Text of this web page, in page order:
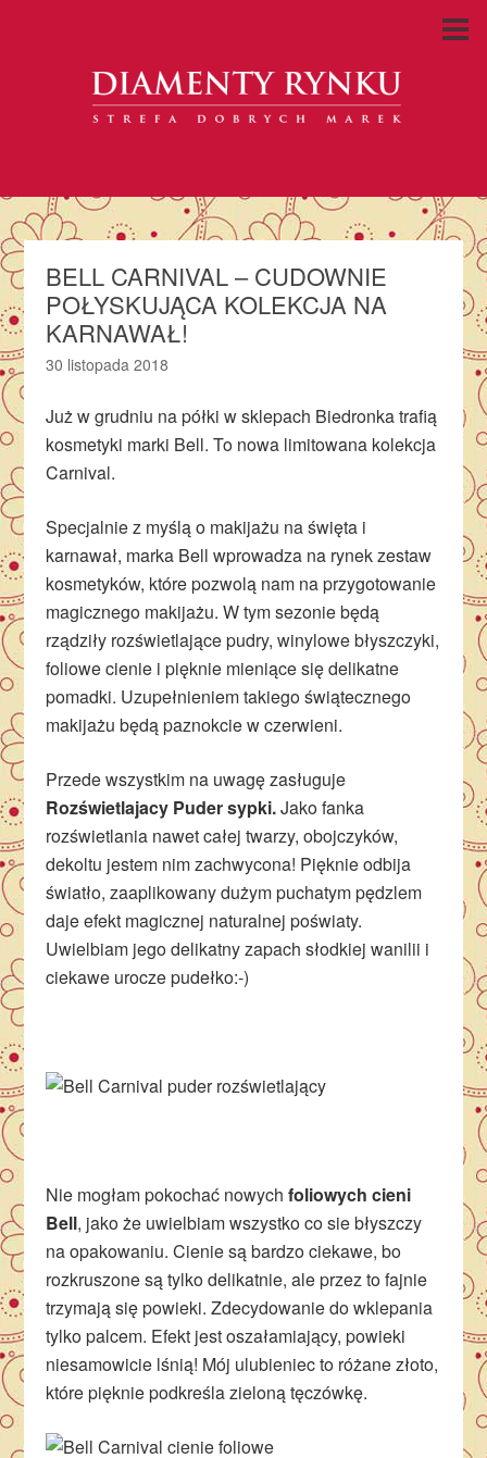
BELL CARNIVAL – CUDOWNIE
POŁYSKUJĄCA KOLEKCJA NA
KARNAWAŁ!
30 listopada 2018
Już w grudniu na półki w sklepach Biedronka trafią
kosmetyki marki Bell. To nowa limitowana kolekcja
Carnival.
Specjalnie z myślą o makijażu na święta i
karnawał, marka Bell wprowadza na rynek zestaw
kosmetyków, które pozwolą nam na przygotowanie
magicznego makijażu. W tym sezonie będą
rządziły rozświetlające pudry, winylowe błyszczyki,
foliowe cienie i pięknie mieniące się delikatne
pomadki. Uzupełnieniem takiego świątecznego
makijażu będą paznokcie w czerwieni.
Przede wszystkim na uwagę zasługuje
Rozświetlajacy Puder sypki.Jako fanka
rozświetlania nawet całej twarzy, obojczyków,
dekoltu jestem nim zachwycona! Pięknie odbija
światło, zaaplikowany dużym puchatym pędzlem
daje efekt magicznej naturalnej poświaty.
Uwielbiam jego delikatny zapach słodkiej wanilii i
ciekawe urocze pudełko:-)
Nie mogłam pokochać nowych foliowych cieni
Bell, jako że uwielbiam wszystko co sie błyszczy
na opakowaniu. Cienie są bardzo ciekawe, bo
rozkruszone są tylko delikatnie, ale przez to fajnie
trzymają się powieki. Zdecydowanie do wklepania
tylko palcem. Efekt jest oszałamiający, powieki
niesamowicie lśnią! Mój ulubieniec to różane złoto,
które pięknie podkreśla zieloną tęczówkę.